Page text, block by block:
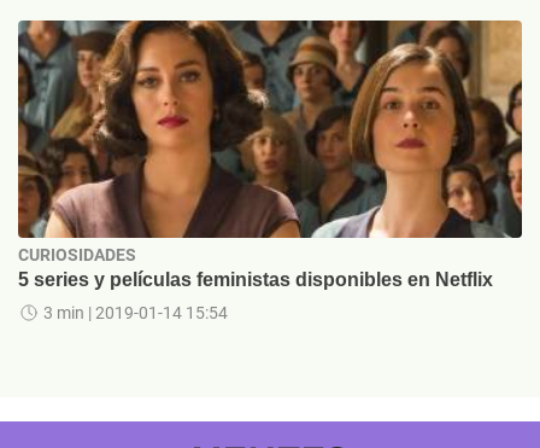
CURIOSIDADES
5 series y películas feministas disponibles en Netflix
3 min | 2019-01-14 15:54